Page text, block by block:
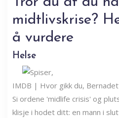
midtlivskrise?
å vurdere
Helse
IMDB | Hvor gikk du,
Si ordene 'midlife crisis' og
klisje i hodet ditt: en mann i